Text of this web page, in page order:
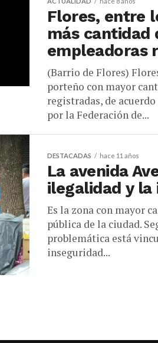
Flores, entre
más cantidad
empleadoras
(Barrio de Flores)
porteño con mayor
registradas, de
por la Federación de...
DESTACADAS hace 11 años
La avenida
ilegalidad y la
Es la zona con mayor
pública de la ciudad.
problemática está
inseguridad...